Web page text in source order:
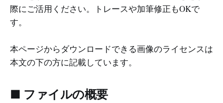
際にご活用ください。トレースや加筆修正もOKで
す。
本ページからダウンロードできる画像のライセンスは
本文の下の方に記載しています。
■ ファイルの概要